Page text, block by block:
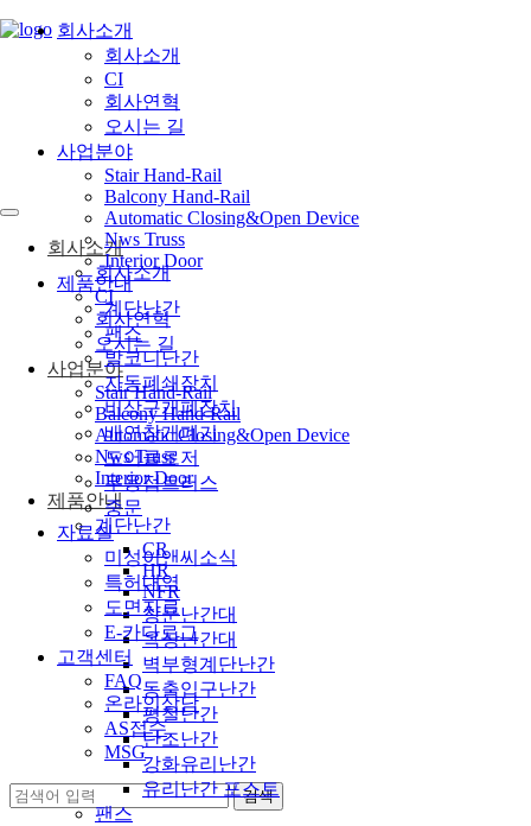
회사소개
회사소개
CI
회사연혁
오시는 길
사업분야
Stair Hand-Rail
Balcony Hand-Rail
Automatic Closing&Open Device
Nws Truss
Interior Door
제품안내
계단난간
CR
HR
NFR
창문난간대
옥상난간대
벽부형계단난간
동출입구난간
평철난간
단조난간
강화유리난간
유리난간 포스트
팬스
회사소개
회사소개
CI
회사연혁
오시는 길
사업분야
Stair Hand-Rail
Balcony Hand-Rail
Automatic Closing&Open Device
Nws Truss
Interior Door
제품안내
계단난간
팬스
발코니난간
자동폐쇄장치
비상구개폐장치
배연창개폐기
도어클로저
무용접트러스
중문
자료실
미성이앤씨소식
특허내역
도면자료
E-카다로그
고객센터
FAQ
온라인상담
AS접수
MSG